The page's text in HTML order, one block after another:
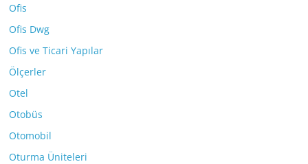
Ofis
Ofis Dwg
Ofis ve Ticari Yapılar
Ölçerler
Otel
Otobüs
Otomobil
Oturma Üniteleri